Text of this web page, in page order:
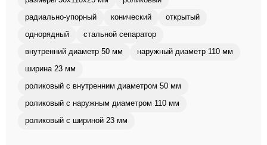
радиально-упорный конический открытый
однорядный стальной сепаратор
внутренний диаметр 50 мм наружный диаметр 110 мм
ширина 23 мм
роликовый с внутренним диаметром 50 мм
роликовый с наружным диаметром 110 мм
роликовый с шириной 23 мм